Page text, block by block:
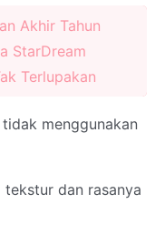
Akhir Tahun
StarDream
Terlupakan
menggunakan
tekstur dan rasanya